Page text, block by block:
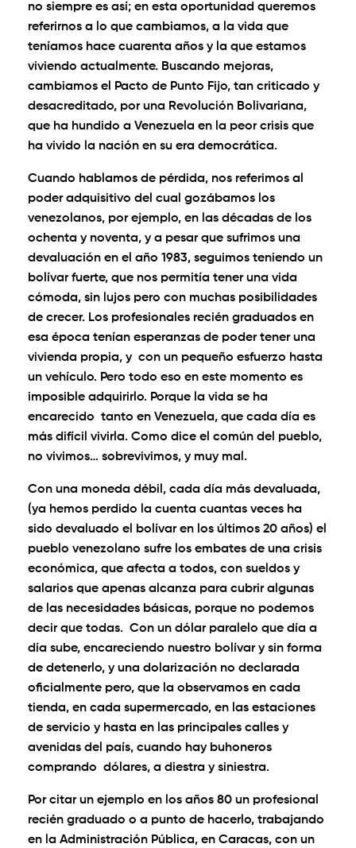
no siempre es así; en esta oportunidad queremos
referirnos a lo que cambiamos, a la vida que
teníamos hace cuarenta años y la que estamos
viviendo actualmente. Buscando mejoras,
cambiamos el Pacto de Punto Fijo, tan criticado y
desacreditado, por una Revolución Bolivariana,
que ha hundido a Venezuela en la peor crisis que
ha vivido la nación en su era democrática.
Cuando hablamos de pérdida, nos referimos al
poder adquisitivo del cual gozábamos los
venezolanos, por ejemplo, en las décadas de los
ochenta y noventa, y a pesar que sufrimos una
devaluación en el año 1983, seguimos teniendo un
bolívar fuerte, que nos permitía tener una vida
cómoda, sin lujos pero con muchas posibilidades
de crecer. Los profesionales recién graduados en
esa época tenían esperanzas de poder tener una
vivienda propia, y con un pequeño esfuerzo hasta
un vehículo. Pero todo eso en este momento es
imposible adquirirlo. Porque la vida se ha
encarecido tanto en Venezuela, que cada día es
más difícil vivirla. Como dice el común del pueblo,
no vivimos… sobrevivimos, y muy mal.
Con una moneda débil, cada día más devaluada,
(ya hemos perdido la cuenta cuantas veces ha
sido devaluado el bolívar en los últimos 20 años) el
pueblo venezolano sufre los embates de una crisis
económica, que afecta a todos, con sueldos y
salarios que apenas alcanza para cubrir algunas
de las necesidades básicas, porque no podemos
decir que todas. Con un dólar paralelo que día a
día sube, encareciendo nuestro bolívar y sin forma
de detenerlo, y una dolarización no declarada
oficialmente pero, que la observamos en cada
tienda, en cada supermercado, en las estaciones
de servicio y hasta en las principales calles y
avenidas del país, cuando hay buhoneros
comprando dólares, a diestra y siniestra.
Por citar un ejemplo en los años 80 un profesional
recién graduado o a punto de hacerlo, trabajando
en la Administración Pública, en Caracas, con un